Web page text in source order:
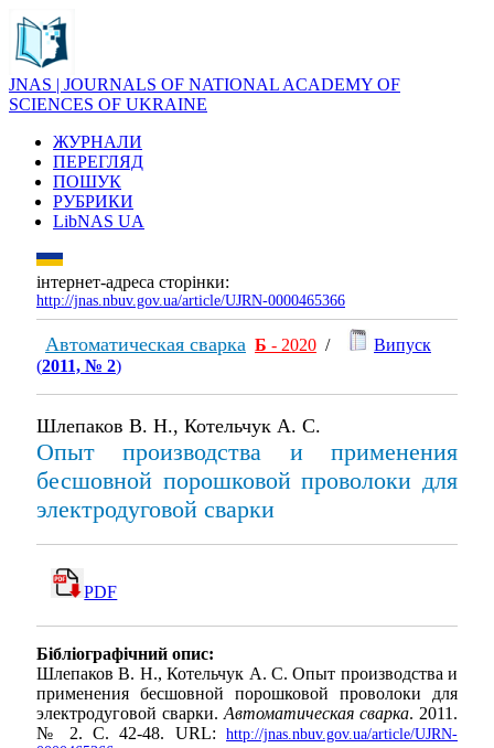
JNAS | JOURNALS OF NATIONAL ACADEMY OF
SCIENCES OF UKRAINE
ЖУРНАЛИ
ПЕРЕГЛЯД
ПОШУК
РУБРИКИ
LibNAS UA
інтернет-адреса сторінки:
http://jnas.nbuv.gov.ua/article/UJRN-0000465366
Автоматическая сварка Б - 2020 /
Випуск
(2011, № 2)
Шлепаков В. Н., Котельчук А. С.
Опыт производства и применения
бесшовной порошковой проволоки для
электродуговой сварки
PDF
Бібліографічний опис:
Шлепаков В. Н., Котельчук А. С. Опыт производства и
применения бесшовной порошковой проволоки для
электродуговой сварки.Автоматическая сварка. 2011.
№ 2. С. 42-48. URL: http://jnas.nbuv.gov.ua/article/UJRN-